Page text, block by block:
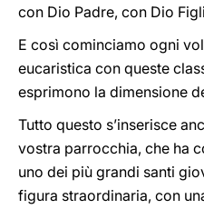
con Dio Padre, con Dio
E così cominciamo ogni
eucaristica con queste
esprimono la dimensione
Tutto questo s’inserisce
vostra parrocchia, che ha
uno dei più grandi santi
figura straordinaria, con